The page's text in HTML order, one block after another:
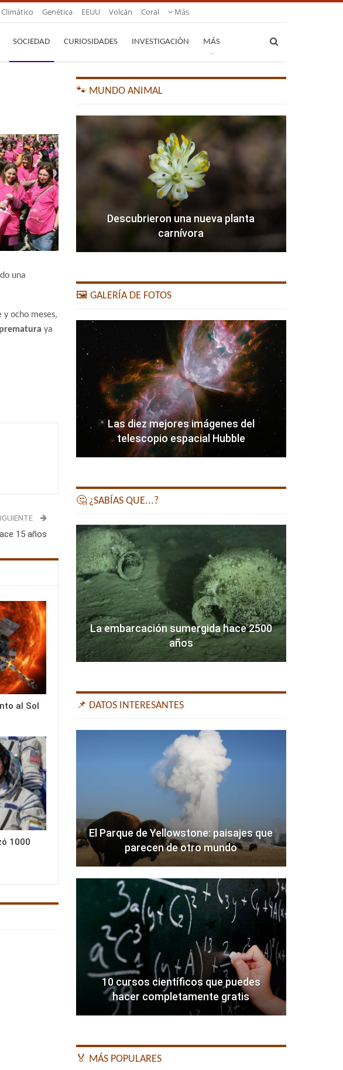
Genética EEUU Volcán Coral Más
SOCIEDAD CURIOSIDADES INVESTIGACIÓN MÁS
una
ocho meses,
ya
15 años
al Sol
1000
🐾 MUNDO ANIMAL
Descubrieron una nueva planta
carnívora
🖼️ GALERÍA DE FOTOS
Las diez mejores imágenes del
telescopio espacial Hubble
🤔 ¿SABÍAS QUE...?
La embarcación sumergida hace 2500
años
📌 DATOS INTERESANTES
El Parque de Yellowstone: paisajes que
parecen de otro mundo
10 cursos científicos que puedes
hacer completamente gratis
🏅 MÁS POPULARES